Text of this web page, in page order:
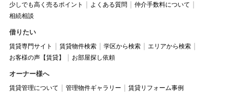
少しでも高く売るポイント
よくある質問
仲介手数料について
相続相談
借りたい
賃貸専門サイト 賃貸物件検索 学区から検索
エリアから検索
お客様の声【賃貸】
お部屋探し依頼
オーナー様へ
賃貸管理について 管理物件ギャラリー 賃貸リフォーム事例